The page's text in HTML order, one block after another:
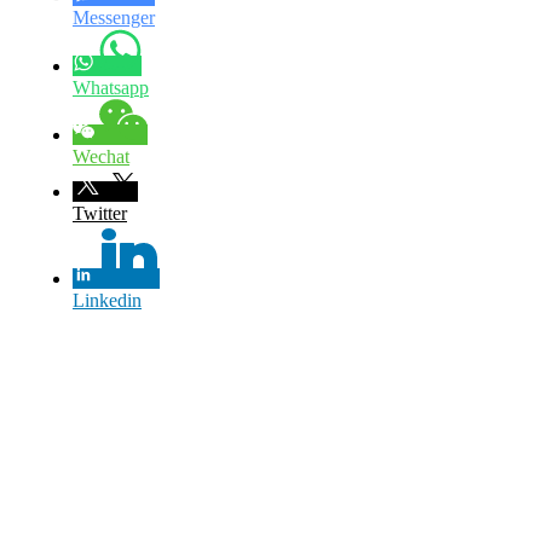
Messenger
Whatsapp
Wechat
Twitter
Linkedin